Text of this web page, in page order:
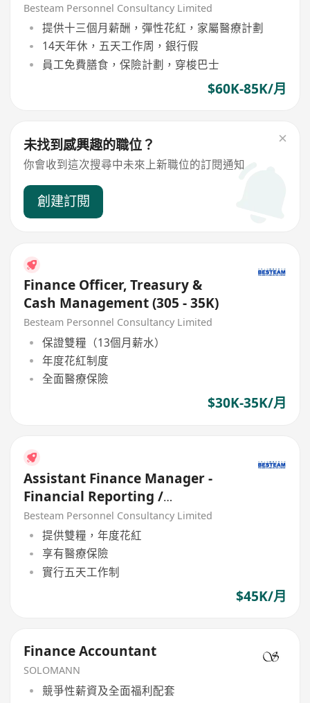
Besteam Personnel Consultancy Limited
提供十三個月薪酬，彈性花紅，家屬醫療計劃
14天年休，五天工作周，銀行假
員工免費膳食，保險計劃，穿梭巴士
$60K-85K/月
未找到感興趣的職位？
你會收到這次搜尋中未來上新職位的訂閱通知
創建訂閱
Finance Officer, Treasury &
Cash Management (305 - 35K)
Besteam Personnel Consultancy Limited
保證雙糧（13個月薪水）
年度花紅制度
全面醫療保險
$30K-35K/月
Assistant Finance Manager -
Financial Reporting /
Consolidation | 45K | 5 Days
Besteam Personnel Consultancy Limited
提供雙糧，年度花紅
享有醫療保險
實行五天工作制
$45K/月
Finance Accountant
SOLOMANN
競爭性薪資及全面福利配套